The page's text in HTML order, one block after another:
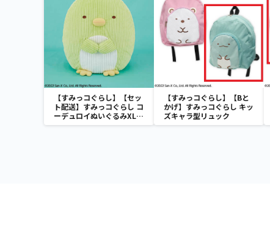
【すみっコぐらし】【セッ
ト配送】すみっコぐらし コ
ーデュロイぬいぐるみXL
プレミアム ぺんぎん？
【すみっコぐらし】【Bと
かげ】すみっコぐらし キッ
ズキャラ型リュック